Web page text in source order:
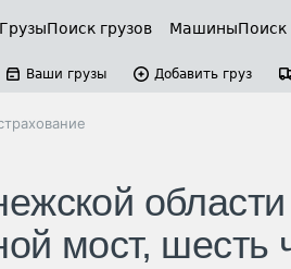
ГрузыПоиск грузов Машины
Ваши грузы Добавить груз
мост, шесть